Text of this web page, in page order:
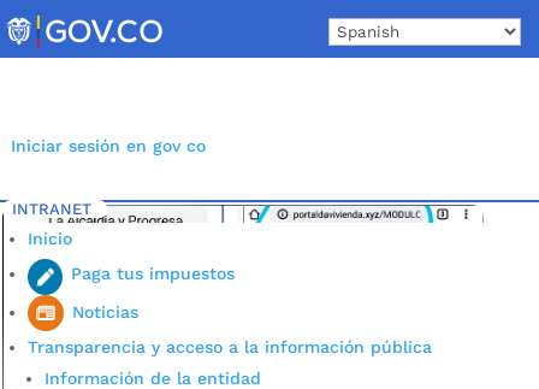
to
content
Iniciar sesión en gov co
INTRANET
Inicio
Paga tus impuestos
Noticias
Transparencia y acceso a la información pública
Información de la entidad
Inicio 5 Etiqueta: Fake News